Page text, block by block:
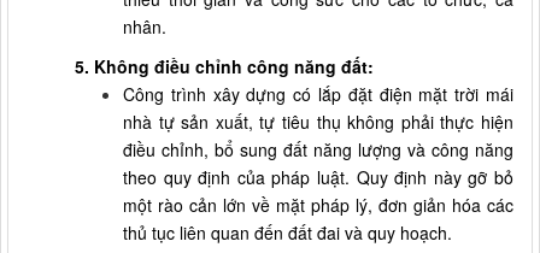
nhân.
5. Không điều chỉnh công năng đất:
Công trình xây dựng có lắp đặt điện mặt trời mái
nhà tự sản xuất, tự tiêu thụ không phải thực hiện
điều chỉnh, bổ sung đất năng lượng và công năng
theo quy định của pháp luật. Quy định này gỡ bỏ
một rào cản lớn về mặt pháp lý, đơn giản hóa các
thủ tục liên quan đến đất đai và quy hoạch.